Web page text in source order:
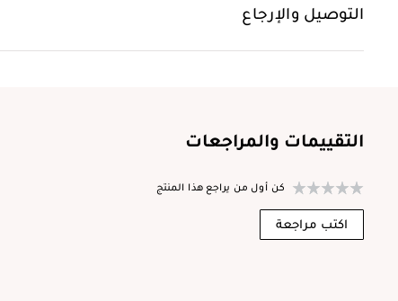
التوصيل والإرجاع
التقييمات والمراجعات
كن أول من يراجع هذا المنتج
اكتب مراجعة